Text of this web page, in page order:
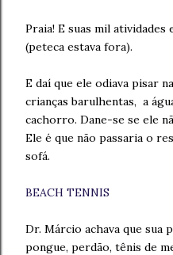
Praia! E suas mil
(peteca estava fora).
E daí que ele odiava pisar
crianças barulhentas, a
cachorro. Dane-se se ele
Ele é que não passaria o
sofá.
BEACH TENNIS
Dr. Márcio achava que sua
pongue, perdão, tênis de